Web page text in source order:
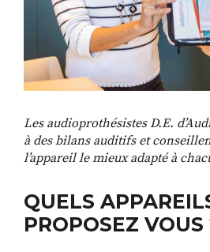
Les audioprothésistes D.E.
à des bilans auditifs et
l’appareil le mieux adapté à
QUELS
PROPOSEZ VOUS